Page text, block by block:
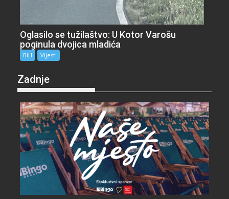
Oglasilo se tužilaštvo: U Kotor Varošu
poginula dvojica mladića
BiH Vijesti
Zadnje